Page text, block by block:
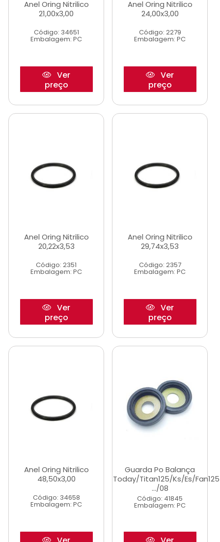
Anel Oring Nitrilico
21,00x3,00
Código: 34651
Embalagem: PC
Ver
preço
Anel Oring Nitrilico
24,00x3,00
Código: 2279
Embalagem: PC
Ver
preço
Anel Oring Nitrilico
20,22x3,53
Código: 2351
Embalagem: PC
Ver
preço
Anel Oring Nitrilico
29,74x3,53
Código: 2357
Embalagem: PC
Ver
preço
Anel Oring Nitrilico
48,50x3,00
Código: 34658
Embalagem: PC
Guarda Po Balança
Today/Titan125/Ks/Es/Fan125
.../08
Código: 41845
Embalagem: PC